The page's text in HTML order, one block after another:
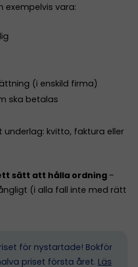
exempelvis vara:
(i enskild firma)
ska betalas
kvitto, faktura eller
sätt att hålla ordning –
(i alla fall inte med rätt
för nystartade! Bokför
priset första året. Läs